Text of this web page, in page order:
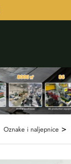
Oznake i naljepnice >